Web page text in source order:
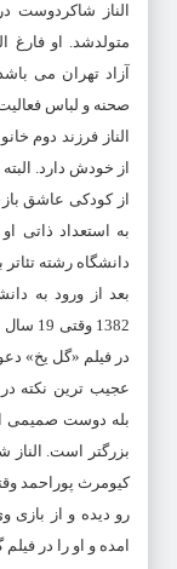
متولدشد. او فارغ
آزاد تهران می
صحنه و لباس
الناز فرزند دوم
از خودش دارد.
از کودکی عاشق
به استعداد ذاتی
دانشگاه رشته تئاتر
بعد از ورود به
1382
در فیلم «گل یخ»
عجیب ترین نکته
بزرگتر است. الناز
رو دیده و از
امده و او را در